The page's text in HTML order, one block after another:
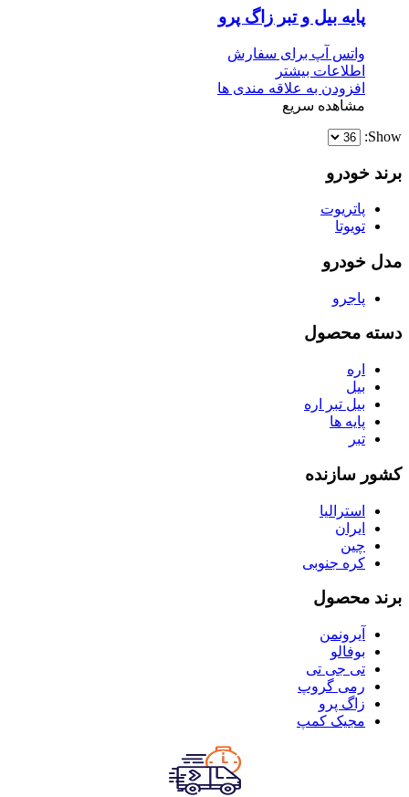
پایه بیل و تبر زاگ پرو
واتس آپ برای سفارش
اطلاعات بیشتر
افزودن به علاقه مندی ها
مشاهده سریع
Show:
برند خودرو
پاتریوت
تویوتا
مدل خودرو
پاجرو
دسته محصول
اره
بیل
بیل تبر اره
پایه ها
تبر
کشور سازنده
استرالیا
ایران
چین
کره جنوبی
برند محصول
آیرونمن
بوفالو
تی جی تی
رمی گروپ
زاگ پرو
مجیک کمپ